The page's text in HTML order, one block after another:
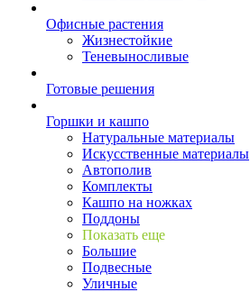
Офисные растения
Жизнестойкие
Теневыносливые
Готовые решения
Горшки и кашпо
Натуральные материалы
Искусственные материалы
Автополив
Комплекты
Кашпо на ножках
Поддоны
Показать еще
Большие
Подвесные
Уличные